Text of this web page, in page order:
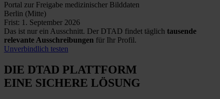
Portal zur Freigabe medizinischer Bilddaten
Berlin (Mitte)
Frist: 1. September 2026
Das ist nur ein Ausschnitt. Der DTAD findet täglich tausende
relevante Ausschreibungen für Ihr Profil.
Unverbindlich testen
DIE DTAD PLATTFORM
EINE SICHERE LÖSUNG